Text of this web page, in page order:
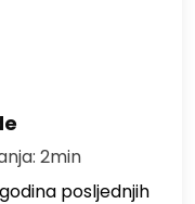
2min
posljednjih